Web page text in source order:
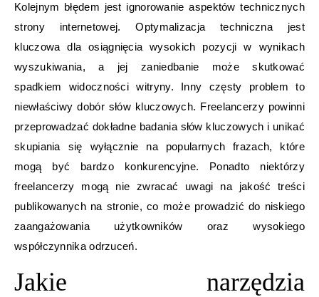
Kolejnym błędem jest ignorowanie aspektów technicznych
strony internetowej. Optymalizacja techniczna jest
kluczowa dla osiągnięcia wysokich pozycji w wynikach
wyszukiwania, a jej zaniedbanie może skutkować
spadkiem widoczności witryny. Inny częsty problem to
niewłaściwy dobór słów kluczowych. Freelancerzy powinni
przeprowadzać dokładne badania słów kluczowych i unikać
skupiania się wyłącznie na popularnych frazach, które
mogą być bardzo konkurencyjne. Ponadto niektórzy
freelancerzy mogą nie zwracać uwagi na jakość treści
publikowanych na stronie, co może prowadzić do niskiego
zaangażowania użytkowników oraz wysokiego
współczynnika odrzuceń.
Jakie narzędzia